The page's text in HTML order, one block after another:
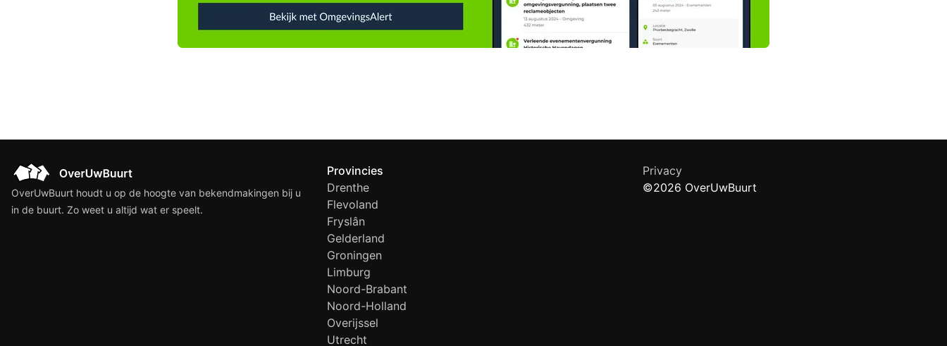
OverUwBuurt houdt u op de hoogte van bekendmakingen bij u
in de buurt. Zo weet u altijd wat er speelt.
Provincies
Drenthe
Flevoland
Fryslân
Gelderland
Groningen
Limburg
Noord-Brabant
Noord-Holland
Overijssel
Utrecht
Privacy
©2026 OverUwBuurt